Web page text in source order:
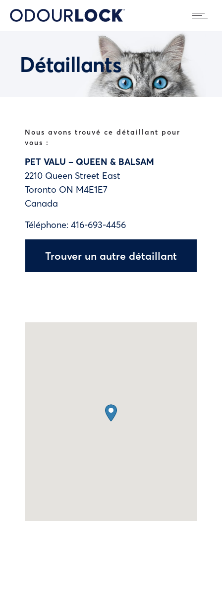
Détaillants
Nous avons trouvé ce détaillant pour
vous :
PET VALU – QUEEN & BALSAM
2210 Queen Street East
Toronto ON M4E1E7
Canada
Téléphone: 416-693-4456
Trouver un autre détaillant